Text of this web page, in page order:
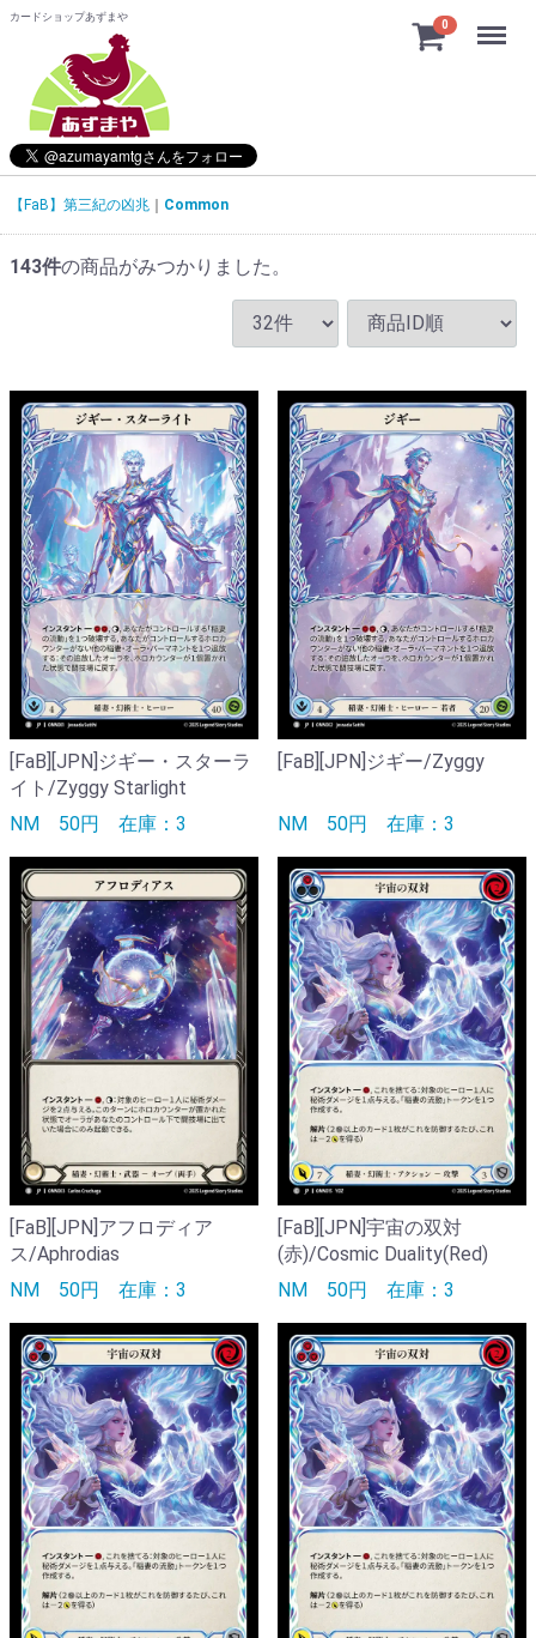
カードショップあずまや
0 Menu
【FaB】第三紀の凶兆 Common
143件の商品がみつかりました。
[FaB][JPN]ジギー・スターラ
イト/Zyggy Starlight
NM 50円 在庫：3
[FaB][JPN]ジギー/Zyggy
NM 50円 在庫：3
[FaB][JPN]アフロディア
ス/Aphrodias
NM 50円 在庫：3
[FaB][JPN]宇宙の双対
(赤)/Cosmic Duality(Red)
NM 50円 在庫：3